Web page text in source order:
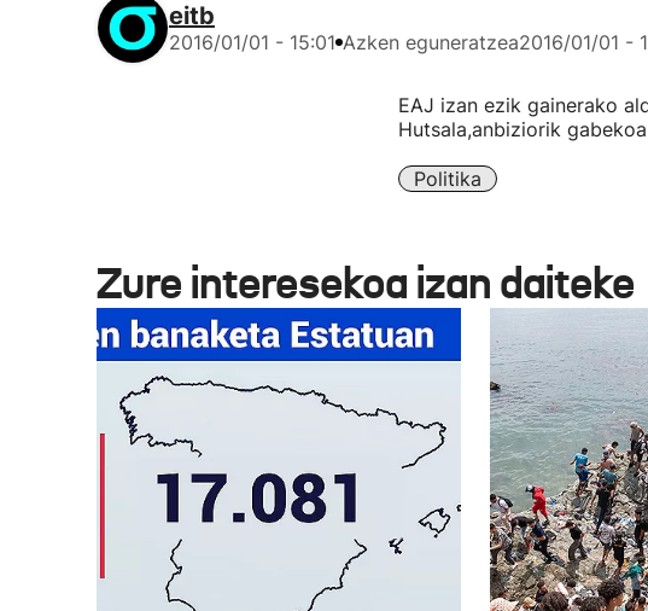
eitb
2016/01/01 - 15:01 Azken eguneratzea2016/01/01 -
EAJ izan ezik gainerako
Hutsala,anbiziorik
Politika
Zure interesekoa izan daiteke